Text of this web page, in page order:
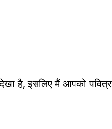
है, इसलिए मैं आपको पवित्र